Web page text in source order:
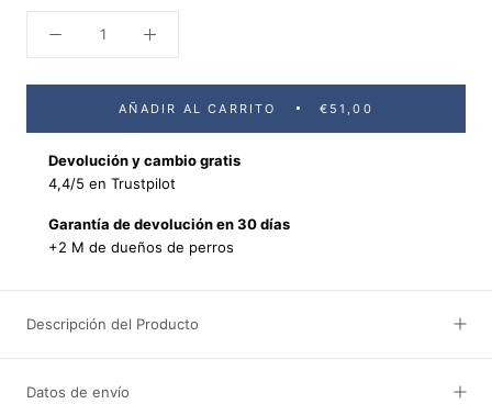
AÑADIR AL CARRITO €51,00
Devolución y cambio gratis
4,4/5 en Trustpilot
Garantía de devolución en 30 días
+2 M de dueños de perros
Descripción del Producto
Datos de envío